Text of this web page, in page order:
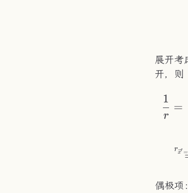
展开考
开，则
r
1
=
rx′=
偶极项：